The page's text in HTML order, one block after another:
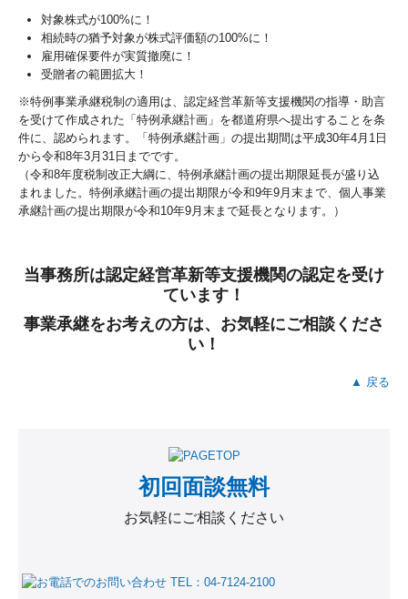
対象株式が100%に！
相続時の猶予対象が株式評価額の100%に！
雇用確保要件が実質撤廃に！
受贈者の範囲拡大！
※特例事業承継税制の適用は、認定経営革新等支援機関の指導・助言
を受けて作成された「特例承継計画」を都道府県へ提出することを条
件に、認められます。「特例承継計画」の提出期間は平成30年4月1日
から令和8年3月31日までです。
（令和8年度税制改正大綱に、特例承継計画の提出期限延長が盛り込
まれました。特例承継計画の提出期限が令和9年9月末まで、個人事業
承継計画の提出期限が令和10年9月末まで延長となります。）
当事務所は認定経営革新等支援機関の認定を受け
ています！
事業承継をお考えの方は、お気軽にご相談くださ
い！
▲ 戻る
初回面談無料
お気軽にご相談ください